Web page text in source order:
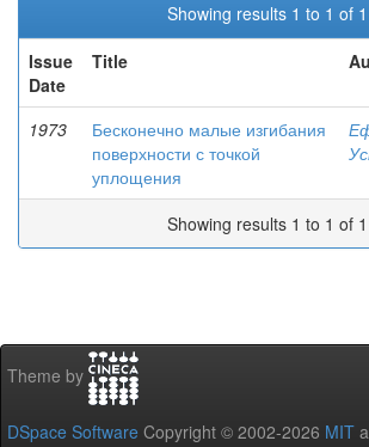
Showing results 1 to 1 of 1
Issue
Date
Title
1973
Бесконечно малые изгибания
поверхности с точкой
уплощения
Showing results 1 to 1 of 1
Theme by
DSpace Software Copyright © 2002-2026 MIT